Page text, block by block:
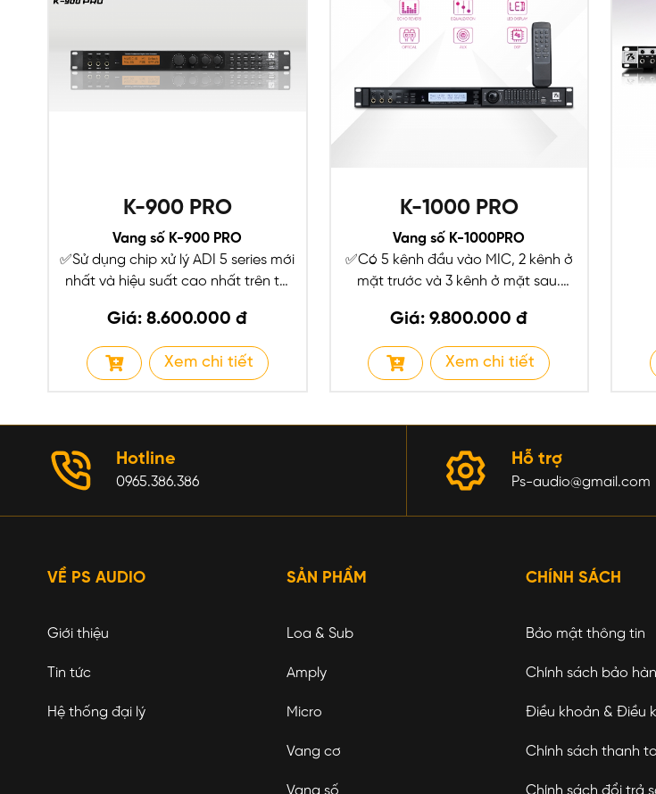
K-900 PRO
Vang số K-900 PRO
✅Sử dụng chip xử lý ADI 5 series mới
nhất và hiệu suất cao nhất trên thị
Giá: 8.600.000 đ
Xem chi tiết
K-1000 PRO
Vang số K-1000PRO
✅Có 5 kênh đầu vào MIC, 2 kênh ở
mặt trước và 3 kênh ở mặt sau.
Giá: 9.800.000 đ
Xem chi tiết
Hotline
0965.386.386
Hỗ trợ
Ps-audio@gmail.com
VỀ PS AUDIO
Giới thiệu
Tin tức
Hệ thống đại lý
SẢN PHẨM
Loa & Sub
Amply
Micro
Vang cơ
Vang số
CHÍNH SÁCH
Bảo mật thông tin
Chính sách bảo
Điều khoản & Điều
Chính sách thanh
Chính sách đổi trả